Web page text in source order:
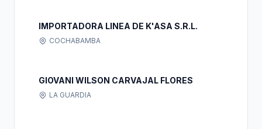
IMPORTADORA LINEA DE K'ASA S.R.L.
COCHABAMBA
GIOVANI WILSON CARVAJAL FLORES
LA GUARDIA